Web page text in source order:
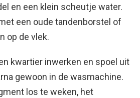
en een klein scheutje water.
een oude tandenborstel of
op de vlek.
kwartier inwerken en spoel uit
gewoon in de wasmachine.
los te weken, het